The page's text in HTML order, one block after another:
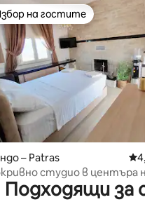
от 5, 140 отзива
на гостите
на гостите
– Patras
студио в центъра
Подходящи за